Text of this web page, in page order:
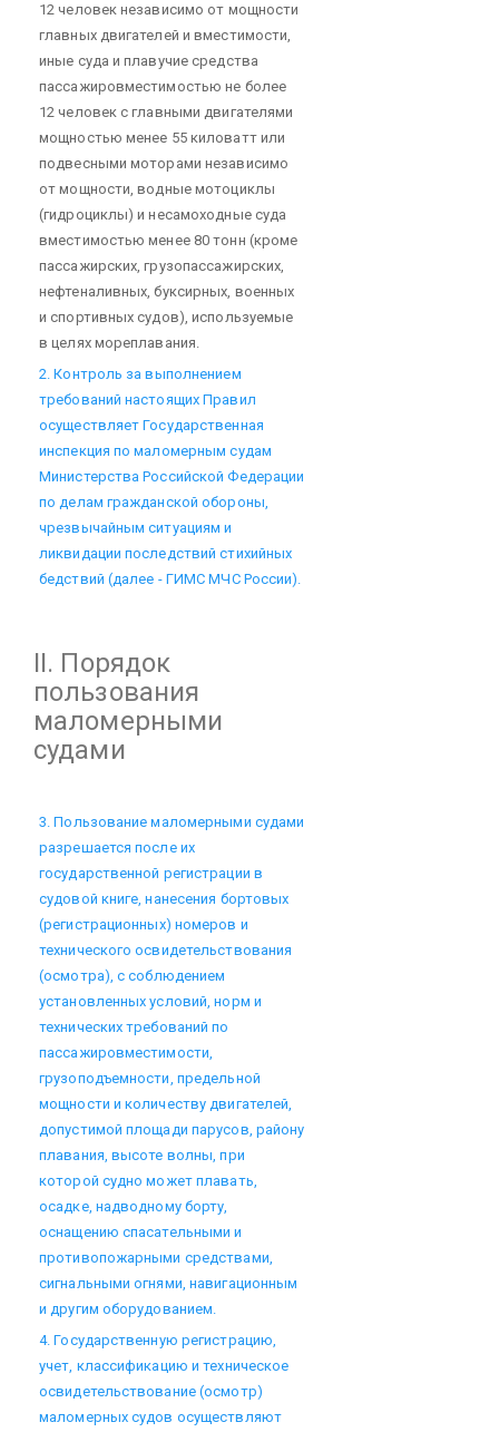
12 человек независимо от мощности
главных двигателей и вместимости,
иные суда и плавучие средства
пассажировместимостью не более
12 человек с главными двигателями
мощностью менее 55 киловатт или
подвесными моторами независимо
от мощности, водные мотоциклы
(гидроциклы) и несамоходные суда
вместимостью менее 80 тонн (кроме
пассажирских, грузопассажирских,
нефтеналивных, буксирных, военных
и спортивных судов), используемые
в целях мореплавания.
2. Контроль за выполнением
требований настоящих Правил
осуществляет Государственная
инспекция по маломерным судам
Министерства Российской Федерации
по делам гражданской обороны,
чрезвычайным ситуациям и
ликвидации последствий стихийных
бедствий (далее - ГИМС МЧС России).
II. Порядок
пользования
маломерными
судами
3. Пользование маломерными судами
разрешается после их
государственной регистрации в
судовой книге, нанесения бортовых
(регистрационных) номеров и
технического освидетельствования
(осмотра), с соблюдением
установленных условий, норм и
технических требований по
пассажировместимости,
грузоподъемности, предельной
мощности и количеству двигателей,
допустимой площади парусов, району
плавания, высоте волны, при
которой судно может плавать,
осадке, надводному борту,
оснащению спасательными и
противопожарными средствами,
сигнальными огнями, навигационным
и другим оборудованием.
4. Государственную регистрацию,
учет, классификацию и техническое
освидетельствование (осмотр)
маломерных судов осуществляют